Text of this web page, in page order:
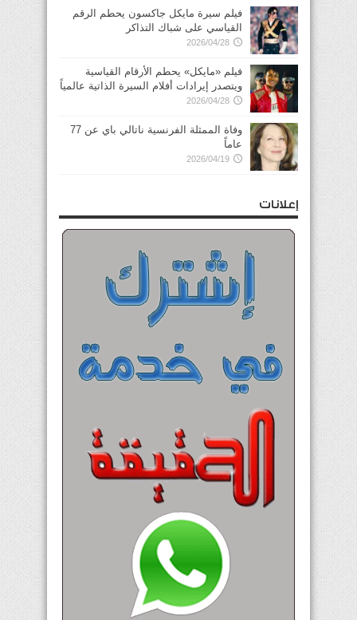
فيلم سيرة مايكل جاكسون يحطم الرقم
القياسي على شباك التذاكر
2026/04/28
فيلم «مايكل» يحطم الأرقام القياسية
ويتصدر إيرادات أفلام السيرة الذاتية عالمياً
2026/04/28
وفاة الممثلة الفرنسية ناتالي باي عن 77
عاماً
2026/04/19
إعلانات